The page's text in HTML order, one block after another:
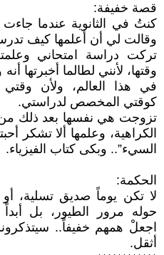
قصة خفيفة:
كنتُ في الثانوية عندما
وقالت لي أن أعلمها كيف تدرس
تركت دراسة امتحاني
وقتها، لأنني لطالما أخبرتها
في هذا العالم، ولأن
كوقتي المخصص لدراستي.
تزوجت هي نفسها بعد ذلك من
الكراهية، وعلمها ألا تشكر
السيء”.. وبكى كتاب الفيزياء.
الحكمة:
لا تكن يوماً صديق تسلية،
حوله مرور الطيور، بل
اجعلْ همهم خفيفاً..
أثقل.